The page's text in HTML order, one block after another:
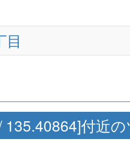
目
135.40864]付近